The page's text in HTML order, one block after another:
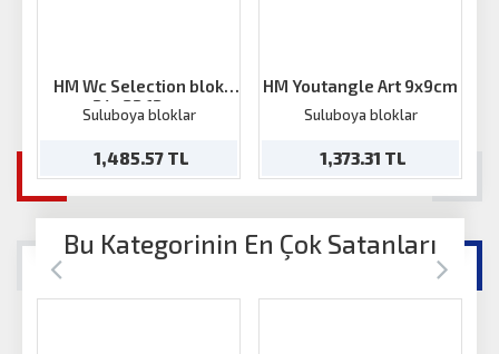
HM Wc Selection blok
24x32 12 ya
Suluboya bloklar
1,485.57 TL
HM Youtangle Art 9x9cm
Suluboya bloklar
1,373.31 TL
Bu Kategorinin En Çok Satanları